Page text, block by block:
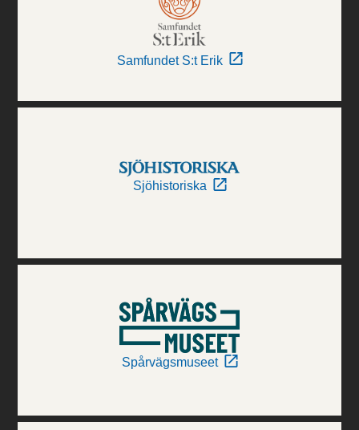
Samfundet S:t Erik
Sjöhistoriska
Spårvägsmuseet